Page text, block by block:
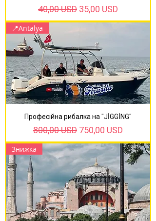
Звичайна ціна
40,00 USD За розпродажем
35,00 USD
📍Antalya
Професійна рибалка на "JİGGİNG"
Звичайна ціна
800,00 USD За розпродажем
750,00 USD
Знижка